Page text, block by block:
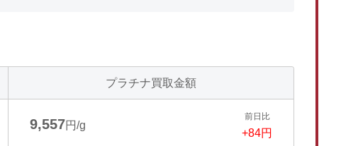
プラチナ買取金額
9,557円/g
前日比
+84円